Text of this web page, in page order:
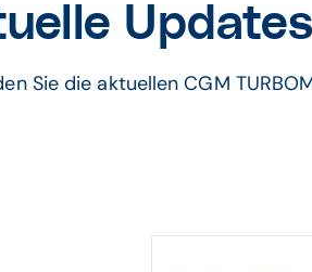
Updates
Sie die aktuellen CGM